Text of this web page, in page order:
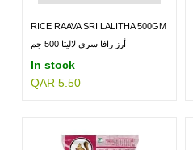
FOODRICE RAAVA SRI LALITHA 500GM
أرز رافا سري لاليثا 500 جم
In stock
QAR 5.50